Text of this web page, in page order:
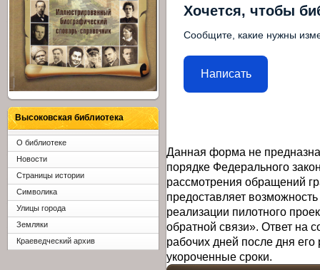
Хочется, чтобы
Сообщите, какие нужны
Написать
Данная форма не
порядке Федерального
рассмотрения обращений
предоставляет
реализации пилотного
обратной связи». Ответ на
рабочих дней после дня
укороченные сроки.
Высоковская библиотека
О библиотеке
Новости
Страницы истории
Символика
Улицы города
Земляки
Краеведческий архив